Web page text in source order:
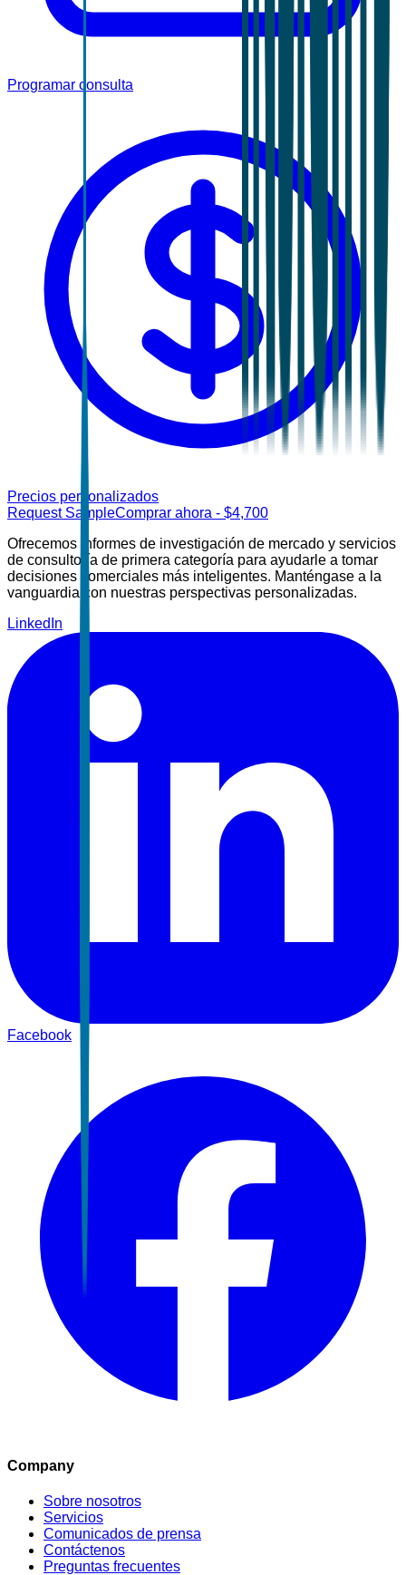
Programar consulta
Precios personalizados
Request SampleComprar ahora - $4,700
Ofrecemos informes de investigación de mercado y servicios
de consultoría de primera categoría para ayudarle a tomar
decisiones comerciales más inteligentes. Manténgase a la
vanguardia con nuestras perspectivas personalizadas.
LinkedIn
Facebook
Company
Sobre nosotros
Servicios
Comunicados de prensa
Contáctenos
Preguntas frecuentes